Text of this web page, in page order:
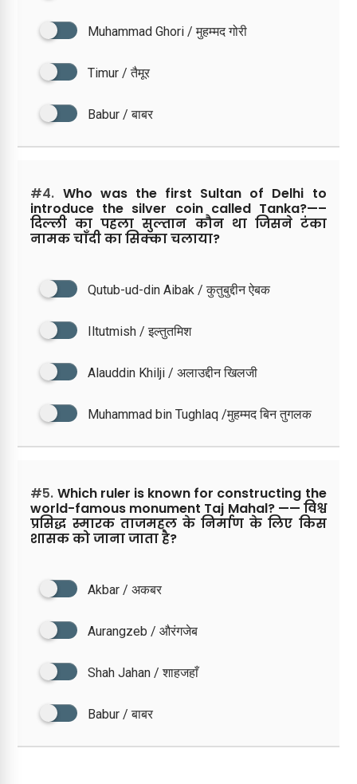
Muhammad Ghori / मुहम्मद गोरी
Timur / तैमूर
Babur / बाबर
#4. Who was the first Sultan of Delhi to
introduce the silver coin called Tanka?—–
दिल्ली का पहला सुल्तान कौन था जिसने टंका
नामक चाँदी का सिक्का चलाया?
Qutub-ud-din Aibak / कुतुबुद्दीन ऐबक
Iltutmish / इल्तुतमिश
Alauddin Khilji / अलाउद्दीन खिलजी
Muhammad bin Tughlaq /मुहम्मद बिन तुगलक
#5. Which ruler is known for constructing the
world-famous monument Taj Mahal? —— विश्व
प्रसिद्ध स्मारक ताजमहल के निर्माण के लिए किस
शासक को जाना जाता है?
Akbar / अकबर
Aurangzeb / औरंगजेब
Shah Jahan / शाहजहाँ
Babur / बाबर